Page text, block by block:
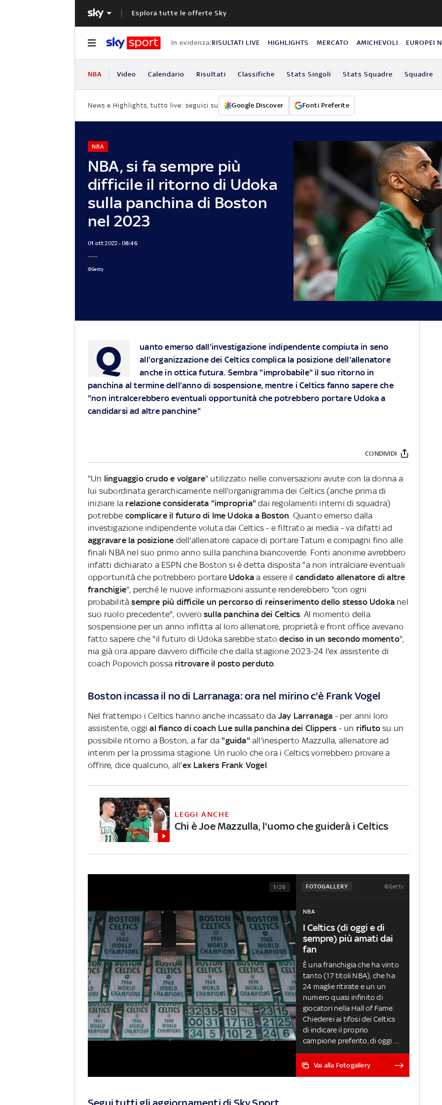
Esplora tutte le offerte Sky
In evidenza:RISULTATI LIVE HIGHLIGHTS MERCATO AMICHEVOLI EUROPEI
NBA Video Calendario Risultati Classifiche Stats Singoli Stats Squadre Squadre
News e Highlights, tutto live: seguici su Google Discover Fonti Preferite
NBA, si fa sempre più
difficile il ritorno di Udoka
sulla panchina di Boston
nel 2023
NBA
01 ott 2022 - 08:46
©Getty
Q
uanto emerso dall'investigazione indipendente compiuta in seno
all'organizzazione dei Celtics complica la posizione dell'allenatore
anche in ottica futura. Sembra "improbabile" il suo ritorno in
panchina al termine dell'anno di sospensione, mentre i Celtics fanno sapere che
"non intralcerebbero eventuali opportunità che potrebbero portare Udoka a
candidarsi ad altre panchine"
CONDIVIDI
"Un linguaggio crudo e volgare" utilizzato nelle conversazioni avute con la donna a
lui subordinata gerarchicamente nell'organigramma dei Celtics (anche prima di
iniziare la relazione considerata "impropria" dai regolamenti interni di squadra)
potrebbe complicare il futuro di Ime Udoka a Boston. Quanto emerso dalla
investigazione indipendente voluta dai Celtics - e filtrato ai media - va difatti ad
aggravare la posizione dell'allenatore capace di portare Tatum e compagni fino alle
finali NBA nel suo primo anno sulla panchina biancoverde. Fonti anonime avrebbero
infatti dichiarato a ESPN che Boston si è detta disposta "a non intralciare eventuali
opportunità che potrebbero portare Udokaa essere il candidato allenatore di altre
franchigie", perché le nuove informazioni assunte renderebbero "con ogni
probabilitàsempre più difficile un percorso di reinserimento dello stesso Udoka nel
suo ruolo precedente", ovvero sulla panchina dei Celtics. Al momento della
sospensione per un anno inflitta al loro allenatore, proprietà e front office avevano
fatto sapere che "il futuro di Udoka sarebbe statodeciso in un secondo momento",
ma già ora appare davvero difficile che dalla stagione 2023-24 l'ex assistente di
coach Popovich possa ritrovare il posto perduto.
Boston incassa il no di Larranaga: ora nel mirino c'è Frank Vogel
Nel frattempo i Celtics hanno anche incassato da Jay Larranaga - per anni loro
assistente, oggial fianco di coach Lue sulla panchina dei Clippers - un rifiutosu un
possibile ritorno a Boston, a far da "guida" all'inesperto Mazzulla, allenatore ad
interim per la prossima stagione. Un ruolo che ora i Celtics vorrebbero provare a
offrire, dice qualcuno, all'ex Lakers Frank Vogel.
LEGGI ANCHE
Chi è Joe Mazzulla, l'uomo che guiderà i Celtics
FOTOGALLERY ©Getty
1/26
NBA
I Celtics (di oggi e di
sempre) più amati dai
fan
È una franchigia che ha vinto
tanto (17 titoli NBA), che ha
24 maglie ritirate e un un
numero quasi infinito di
giocatori nella Hall of Fame.
Chiederei ai tifosi dei Celtics
di indicare il proprio
campione preferito, di oggi e
di sempre, non è facile, ma il
sito 'The Athletic' ha voluto
Vai alla Fotogallery